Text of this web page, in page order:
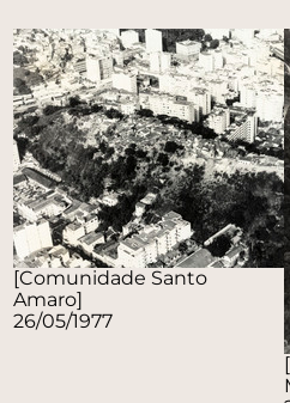
[Comunidade Santo
Amaro]
26/05/1977